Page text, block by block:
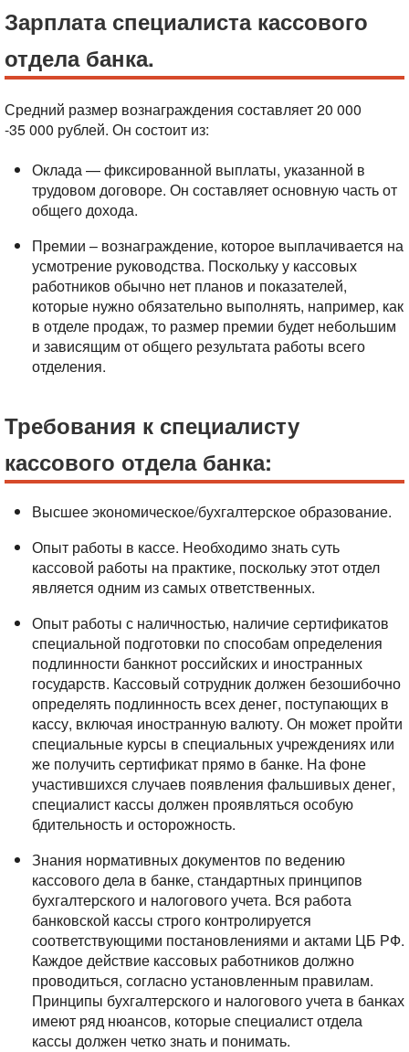
Зарплата специалиста кассового
отдела банка.
Средний размер вознаграждения составляет 20 000
-35 000 рублей. Он состоит из:
Оклада — фиксированной выплаты, указанной в
трудовом договоре. Он составляет основную часть от
общего дохода.
Премии – вознаграждение, которое выплачивается на
усмотрение руководства. Поскольку у кассовых
работников обычно нет планов и показателей,
которые нужно обязательно выполнять, например, как
в отделе продаж, то размер премии будет небольшим
и зависящим от общего результата работы всего
отделения.
Требования к специалисту
кассового отдела банка:
Высшее экономическое/бухгалтерское образование.
Опыт работы в кассе. Необходимо знать суть
кассовой работы на практике, поскольку этот отдел
является одним из самых ответственных.
Опыт работы с наличностью, наличие сертификатов
специальной подготовки по способам определения
подлинности банкнот российских и иностранных
государств. Кассовый сотрудник должен безошибочно
определять подлинность всех денег, поступающих в
кассу, включая иностранную валюту. Он может пройти
специальные курсы в специальных учреждениях или
же получить сертификат прямо в банке. На фоне
участившихся случаев появления фальшивых денег,
специалист кассы должен проявляться особую
бдительность и осторожность.
Знания нормативных документов по ведению
кассового дела в банке, стандартных принципов
бухгалтерского и налогового учета. Вся работа
банковской кассы строго контролируется
соответствующими постановлениями и актами ЦБ РФ.
Каждое действие кассовых работников должно
проводиться, согласно установленным правилам.
Принципы бухгалтерского и налогового учета в банках
имеют ряд нюансов, которые специалист отдела
кассы должен четко знать и понимать.